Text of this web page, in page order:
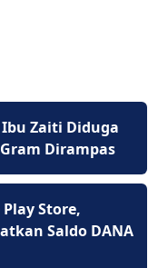
Zaiti Diduga
Dirampas
Store,
Saldo DANA